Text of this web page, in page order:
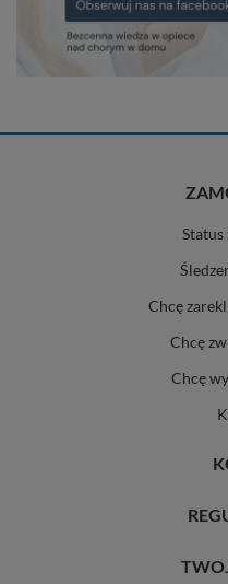
Chcę
Chcę
Chcę